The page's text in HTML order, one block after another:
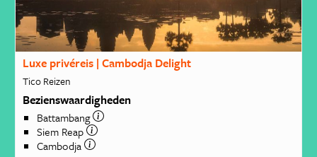
Luxe privéreis | Cambodja Delight
Tico Reizen
Bezienswaardigheden
Battambang
Siem Reap
Cambodja